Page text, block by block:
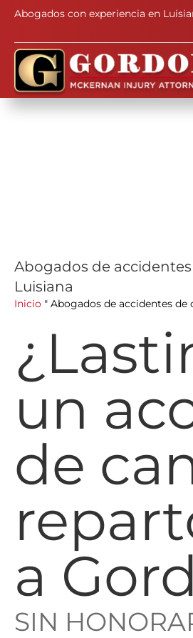
Abogados con experiencia en
Abogados de
Luisiana
Inicio " Abogados de accidentes de
un
de
a
SIN